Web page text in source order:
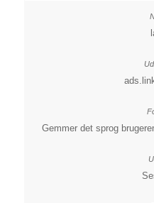
Gemmer det sprog